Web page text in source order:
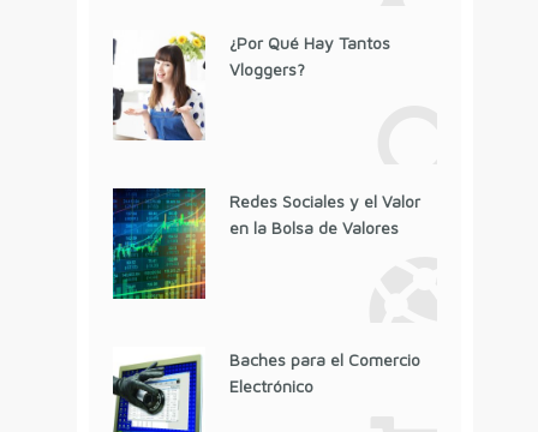
¿Por Qué Hay Tantos
Vloggers?
Redes Sociales y el Valor
en la Bolsa de Valores
Baches para el Comercio
Electrónico